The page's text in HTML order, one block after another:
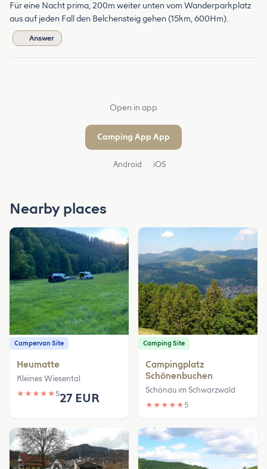
Für eine Nacht prima, 200m weiter unten vom Wanderparkplatz
aus auf jeden Fall den Belchensteig gehen (15km, 600Hm).
Answer
Open in app
Camping App App
Android iOS
Nearby places
Campervan Site
Heumatte
Kleines Wiesental
★ ★ ★ ★ ★527 EUR
Camping Site
Campingplatz
Schönenbuchen
Schönau im Schwarzwald
★ ★ ★ ★ ★5